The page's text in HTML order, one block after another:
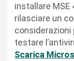
installare MSE
rilasciare un
considerazioni
testare
Scarica